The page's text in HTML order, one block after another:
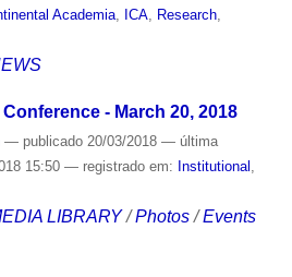
Academia, ICA, Research,
- March 20, 2018
— publicado20/03/2018 — última
15:50 — registrado em: Institutional
LIBRARY /Photos /Events